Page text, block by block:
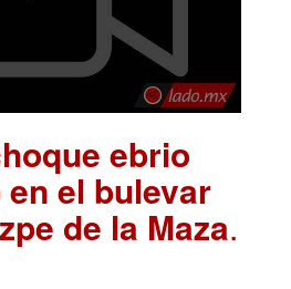
ebrio
el bulevar
de la Maza.